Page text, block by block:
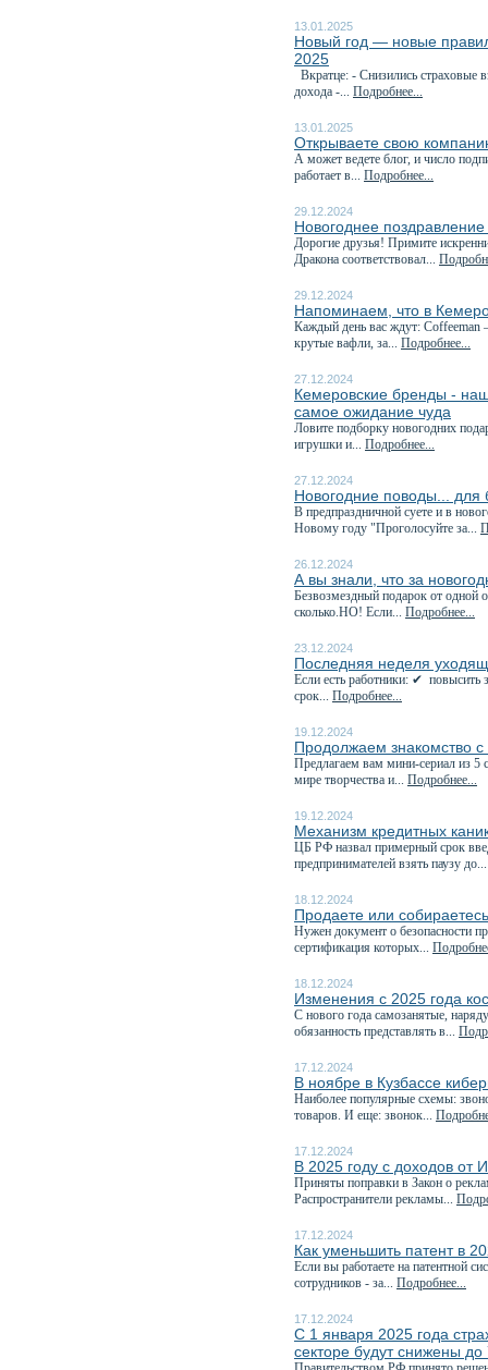
13.01.2025
Новый год — новые
2025
Вкратце: - Снизились страховые
дохода -... Подробнее...
13.01.2025
Открываете свою
А может ведете блог, и число
работает в... Подробнее...
29.12.2024
Новогоднее
Дорогие друзья! Примите
Дракона соответствовал...
29.12.2024
Напоминаем, что в
Каждый день вас ждут: Coffeeman
крутые вафли, за... Подробнее...
27.12.2024
Кемеровские бренды -
самое ожидание чуда
Ловите подборку новогодних
игрушки и... Подробнее...
27.12.2024
Новогодние поводы... для
В предпраздничной суете и в
Новому году "Проголосуйте за...
26.12.2024
А вы знали, что за
Безвозмездный подарок от одной
сколько.НО! Если... Подробнее...
23.12.2024
Последняя неделя
Если есть работники: ✔ повысить
срок... Подробнее...
19.12.2024
Продолжаем знакомство
Предлагаем вам мини-сериал из
мире творчества и... Подробнее...
19.12.2024
Механизм кредитных
️ЦБ РФ назвал примерный срок
предпринимателей взять паузу
18.12.2024
Продаете или
Нужен документ о безопасности
сертификация которых...
18.12.2024
Изменения с 2025 года
С нового года самозанятые,
обязанность представлять в...
17.12.2024
В ноябре в Кузбассе
Наиболее популярные схемы:
товаров. И еще: звонок...
17.12.2024
В 2025 году с доходов от
Приняты поправки в Закон о
Распространители рекламы...
17.12.2024
Как уменьшить патент в
Если вы работаете на патентной
сотрудников - за... Подробнее...
17.12.2024
С 1 января 2025 года
секторе будут снижены до